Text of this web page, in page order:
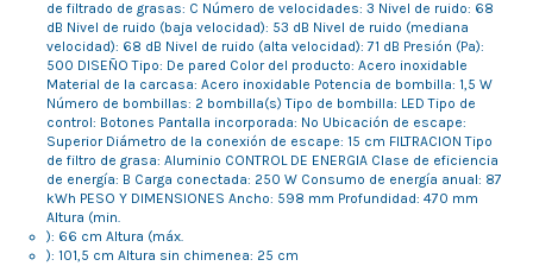
de filtrado de grasas: C Número de velocidades: 3 Nivel de ruido: 68
dB Nivel de ruido (baja velocidad): 53 dB Nivel de ruido (mediana
velocidad): 68 dB Nivel de ruido (alta velocidad): 71 dB Presión (Pa):
500 DISEÑO Tipo: De pared Color del producto: Acero inoxidable
Material de la carcasa: Acero inoxidable Potencia de bombilla: 1,5 W
Número de bombillas: 2 bombilla(s) Tipo de bombilla: LED Tipo de
control: Botones Pantalla incorporada: No Ubicación de escape:
Superior Diámetro de la conexión de escape: 15 cm FILTRACION Tipo
de filtro de grasa: Aluminio CONTROL DE ENERGIA Clase de eficiencia
de energía: B Carga conectada: 250 W Consumo de energía anual: 87
kWh PESO Y DIMENSIONES Ancho: 598 mm Profundidad: 470 mm
Altura (min.
): 66 cm Altura (máx.
): 101,5 cm Altura sin chimenea: 25 cm